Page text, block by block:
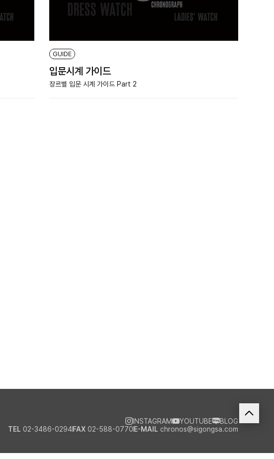
GUIDE
입문시계 가이드
장르별 입문 시계 가이드 Part 2
INSTAGRAM YOUTUBE
BLOG
TEL 02-3486-0294FAX 02-588-0770E-MAIL chronos@sigongsa.com